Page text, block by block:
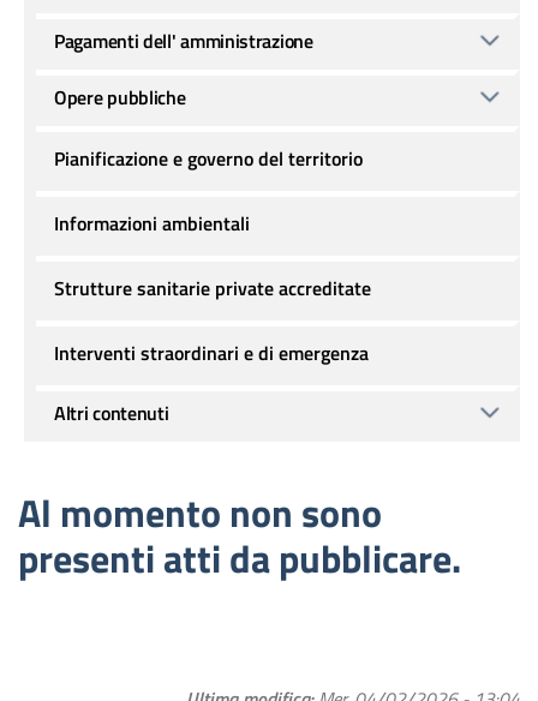
Al momento non sono
presenti atti da pubblicare.
Pagamenti dell' amministrazione
Opere pubbliche
Pianificazione e governo del territorio
Informazioni ambientali
Strutture sanitarie private accreditate
Interventi straordinari e di emergenza
Altri contenuti